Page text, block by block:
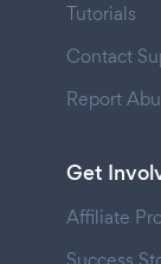
Tutorials
Contact
Report
Get
Affiliate